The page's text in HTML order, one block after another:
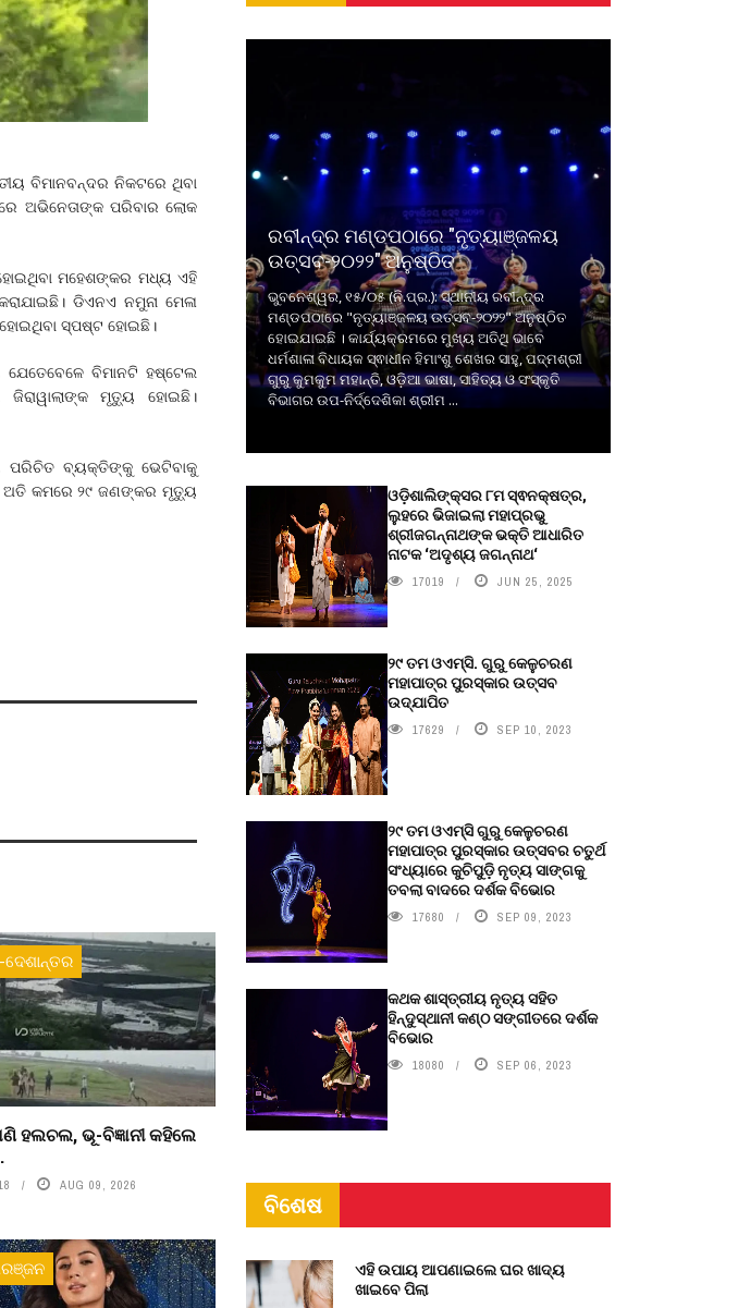
ବିମାନବନ୍ଦର ନିକଟରେ ଥିବା
ଅଭିନେତାଙ୍କ ପରିବାର ଲୋକ
ମହେଶଙ୍କର ମଧ୍ୟ ଏହି
ଡିଏନଏ ନମୁନା ମେଳା
ସ୍ପଷ୍ଟ ହୋଇଛି।
ଯେତେବେଳେ ବିମାନଟି ହଷ୍ଟେଲ
ମୃତ୍ୟୁ ହୋଇଛି।
ପରିଚିତ ବ୍ୟକ୍ତିଙ୍କୁ ଭେଟିବାକୁ
ଅତି କମରେ ୨୯ ଜଣଙ୍କର ମୃତ୍ୟୁ
ହଲଚଲ, ଭୂ-ବିଜ୍ଞାନୀ କହିଲେ
AUG 09, 2026
ରବୀନ୍ଦ୍ର ମଣ୍ଡପଠାରେ "ନୃତ୍ୟାଞ୍ଜଳୟ
ଉତ୍ସବ-୨୦୨୨" ଅନୁଷ୍ଠିତ
ଭୁବନେଶ୍ୱର, ୧୫/୦୫ (ନି.ପ୍ର.): ସ୍ଥାନୀୟ ରବୀନ୍ଦ୍ର
ମଣ୍ଡପଠାରେ "ନୃତ୍ୟାଞ୍ଜଳୟ ଉତ୍ସବ-୨୦୨୨" ଅନୁଷ୍ଠିତ
ହୋଇଯାଇଛି । କାର୍ଯ୍ୟକ୍ରମରେ ମୁଖ୍ୟ ଅତିଥି ଭାବେ
ଧର୍ମଶାଳା ବିଧାୟକ ସ୍ଵାଧୀନ ହିମାଂଶୁ ଶେଖର ସାହୁ, ପଦ୍ମଶ୍ରୀ
ଗୁରୁ କୁମକୁମ ମହାନ୍ତି, ଓଡ଼ିଆ ଭାଷା, ସାହିତ୍ୟ ଓ ସଂସ୍କୃତି
ବିଭାଗର ଉପ-ନିର୍ଦ୍ଦେଶିକା ଶ୍ରୀମ ...
ଓଡ଼ିଶାଲିଙ୍କ୍ସର ୮ମ ସ୍ଵନକ୍ଷତ୍ର,
ଲୁହରେ ଭିଜାଇଲା ମହାପ୍ରଭୁ
ଶ୍ରୀଜଗନ୍ନାଥଙ୍କ ଭକ୍ତି ଆଧାରିତ
ନାଟକ ‘ଅଦୃଶ୍ୟ ଜଗନ୍ନାଥ‘
17019 JUN 25, 2025
୨୯ ତମ ଓଏମ୍‌ସି. ଗୁରୁ କେଳୁଚରଣ
ମହାପାତ୍ର ପୁରସ୍କାର ଉତ୍ସବ
ଉଦ୍‍ଯାପିତ
17629 SEP 10, 2023
୨୯ ତମ ଓଏମ୍‌ସି ଗୁରୁ କେଳୁଚରଣ
ମହାପାତ୍ର ପୁରସ୍କାର ଉତ୍ସବର ଚତୁର୍ଥ
ସଂଧ୍ୟାରେ କୁଚିପୁଡ଼ି ନୃତ୍ୟ ସାଙ୍ଗକୁ
ତବଲା ବାଦରେ ଦର୍ଶକ ବିଭୋର
17680 SEP 09, 2023
କଥକ ଶାସ୍ତ୍ରୀୟ ନୃତ୍ୟ ସହିତ
ହିନ୍ଦୁସ୍ଥାନୀ କଣ୍ଠ ସଙ୍ଗୀତରେ ଦର୍ଶକ
ବିଭୋର
18080 SEP 06, 2023
ବିଶେଷ
ଏହି ଉପାୟ ଆପଣାଇଲେ ଘର ଖାଦ୍ୟ
ଖାଇବେ ପିଲା